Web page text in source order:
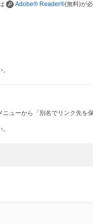
Adobe® Reader®(無料)が
ニューから「別名でリンク先を